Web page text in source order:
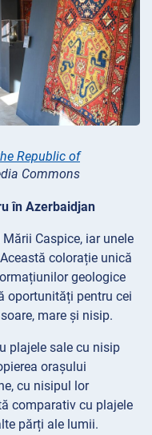
Republic of
Commons
în Azerbaidjan
Caspice, iar unele
colorație unică
geologice
oportunități pentru cei
mare și nisip.
plajele sale cu nisip
orașului
cu nisipul lor
comparativ cu plajele
părți ale lumii.